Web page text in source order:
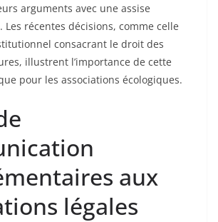
arguments avec une assise
récentes décisions, comme celle
consacrant le droit des
illustrent l’importance de cette
pour les associations écologiques.
aux
légales